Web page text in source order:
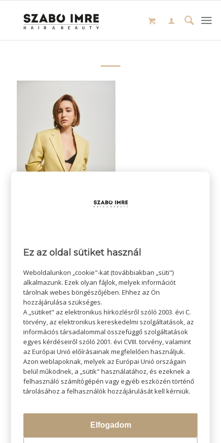
KERESÉS
LEGÚJABB BLOGOK
Ez az oldal sütiket használ
Weboldalunkon „cookie"-kat (továbbiakban „süti")
alkalmazunk. Ezek olyan fájlok, melyek információt
tárolnak webes böngészőjében. Ehhez az Ön
hozzájárulása szükséges.
A „sütiket" az elektronikus hírközlésről szóló 2003. évi C.
törvény, az elektronikus kereskedelmi szolgáltatások, az
információs társadalommal összefüggő szolgáltatások
egyes kérdéseiről szóló 2001. évi CVIII. törvény, valamint
az Európai Unió előírásainak megfelelően használjuk.
Azon weblapoknak, melyek az Európai Unió országain
belül működnek, a „sütik" használatához, és ezeknek a
felhasználó számítógépén vagy egyéb eszközén történő
tárolásához a felhasználók hozzájárulását kell kérniük.
Elfogadom